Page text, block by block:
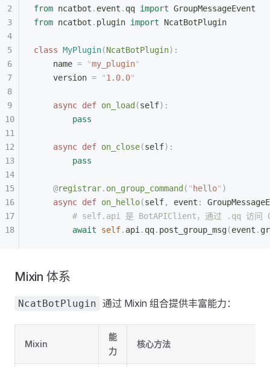
from ncatbot . event . qq import GroupMessageEvent
from ncatbot . plugin import NcatBotPlugin
class MyPlugin(NcatBotPlugin):
    name
= "my_plugin"
    version
= "1.0.0"
    async
def on_load(self):
        pass
    async
def on_close(self):
        pass
    @
registrar. on_group_command( "hello" )
    async
def on_hello(self, event :
# self.api 是 BotAPIClient，通过 .qq 访问
        await
self. api . qq. post_group_msg(event .
Mixin 体系
NcatBotPlugin 通过 Mixin 组合提供丰富能力：
Mixin
能
力
核心方法